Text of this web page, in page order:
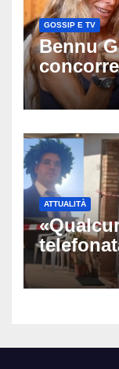
GOSSIP E TV
Bennu
Famosi
diretta:
ATTUALITÀ
che ha